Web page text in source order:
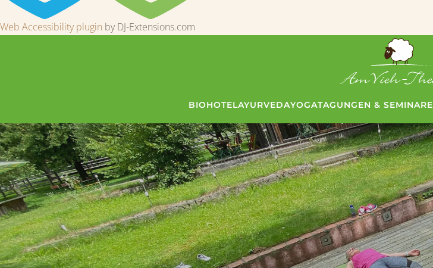
Web Accessibility plugin by DJ-Extensions.com
BIOHOTELAYURVEDAYOGATAGUNGEN & SEMINARE